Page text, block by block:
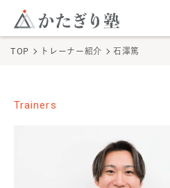
このページ
かたぎり塾について
TOP トレーナー紹介 石澤篤
Trainers